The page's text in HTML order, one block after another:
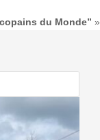
du Monde” »